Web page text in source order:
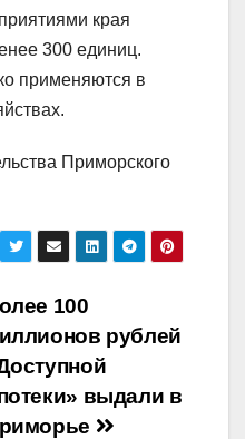
края
300 единиц.
применяются в
Приморского
100
рублей
выдали в